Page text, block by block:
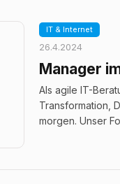
IT & Internet
26.4.2024
Manager
Als agile IT-
Transformation,
morgen. Unser